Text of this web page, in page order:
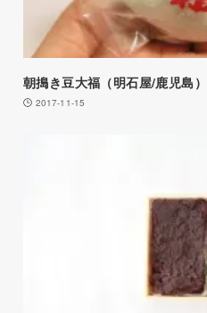
朝搗き豆大福（明石屋/鹿児島）
2017-11-15